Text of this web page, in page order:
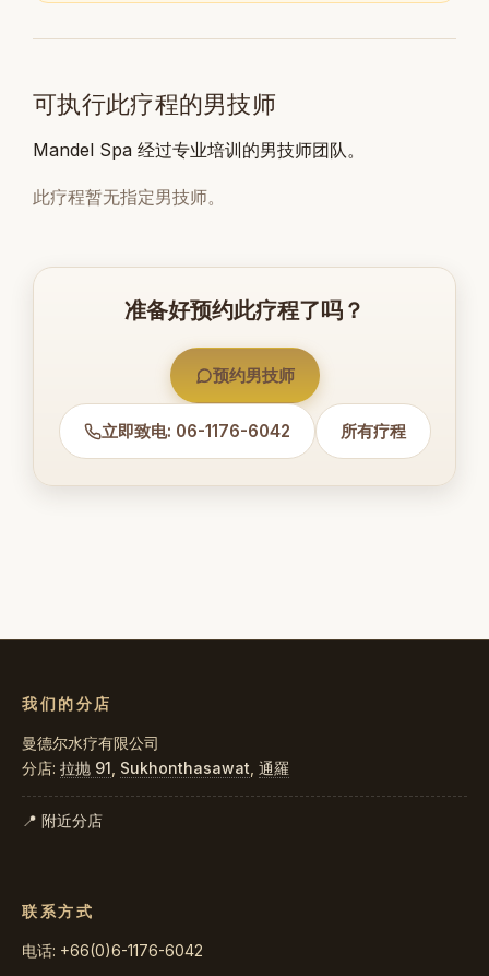
可执行此疗程的男技师
Mandel Spa 经过专业培训的男技师团队。
此疗程暂无指定男技师。
准备好预约此疗程了吗？
预约男技师
立即致电: 06-1176-6042 所有疗程
我们的分店
曼德尔水疗有限公司
分店: 拉抛 91 Sukhonthasawat 通羅
📍 附近分店
联系方式
电话: +66(0)6-1176-6042